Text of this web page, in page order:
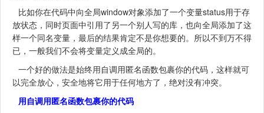
比如你在代码中向全局window对象添加了一个变量status用于存
放状态，同时页面中引用了另一个别人写的库，也向全局添加了这
样一个同名变量，最后的结果肯定不是你想要的。所以不到万不得
已，一般我们不会将变量定义成全局的。
一个好的做法是始终用自调用匿名函数包裹你的代码，这样就可
以完全放心，安全地将它用于任何地方了，绝对没有冲突。
用自调用匿名函数包裹你的代码